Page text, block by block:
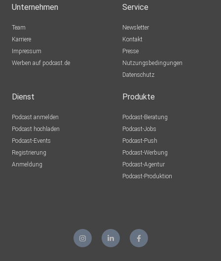
Unternehmen
Team
Karriere
Impressum
Werben auf podcast.de
Service
Newsletter
Kontakt
Presse
Nutzungsbedingungen
Datenschutz
Dienst
Podcast anmelden
Podcast hochladen
Podcast-Events
Registrierung
Anmeldung
Produkte
Podcast-Beratung
Podcast-Jobs
Podcast-Push
Podcast-Werbung
Podcast-Agentur
Podcast-Produktion